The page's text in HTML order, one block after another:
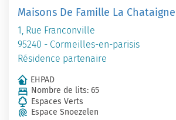
Maisons De Famille La
1, Rue Franconville
95240 - Cormeilles-en-parisis
Résidence partenaire
EHPAD
Nombre de lits: 65
Espaces Verts
Espace Snoezelen